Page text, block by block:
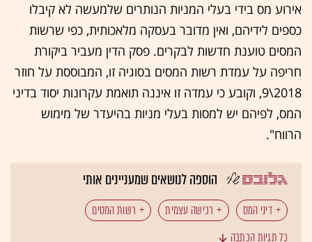
אירוע מס בידי בעלי המניות הנותרים שלמעשה לא קיבלו
כספים לידיהם, ואין מדובר בעסקה מלאכותית, כפי שרשות
המסים טוענת חדשות לבקרים. פסק הדין מעביר ביקורת
חריפה על עמדת רשות המסים בסוגיה זו, המבוססת על חוזר
2018\9, וקובע כי עמדה זו איננה תואמת עקרונות יסוד בדיני
המס, לפיהם יש למסות בעלי מניות בהיעדר של מימוש
הרווח".
הוספה לנושאים שמעניינים אותי
דיני המס רכישה עצמית רשות המסים
כל תגיות הכתבה